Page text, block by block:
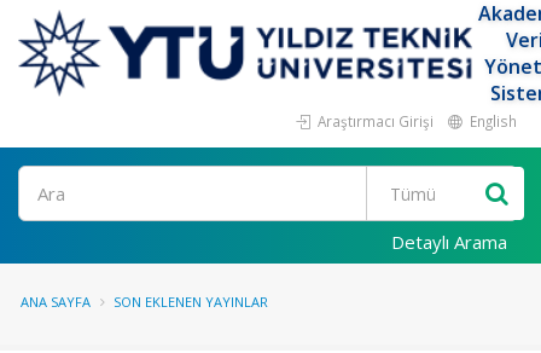
Araştırmacı Girişi English
Ara
Detaylı Arama
ANA SAYFA SON EKLENEN YAYINLAR